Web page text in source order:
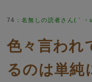
74 ：名無しの読者さん(｀・
色々言われ
るのは単純